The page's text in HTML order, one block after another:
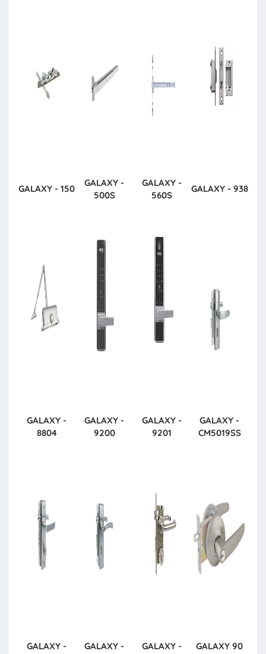
GALAXY - 150
GALAXY -
500S
GALAXY -
560S
GALAXY - 938
GALAXY -
8804
GALAXY -
9200
GALAXY -
9201
GALAXY -
CM5019SS
GALAXY -
GALAXY -
GALAXY -
GALAXY 90